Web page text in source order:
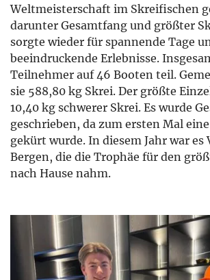
Weltmeisterschaft im Skreifischen
darunter Gesamtfang und größter
sorgte wieder für spannende Tage
beeindruckende Erlebnisse.
Teilnehmer auf 46 Booten teil.
sie 588,80 kg Skrei. Der größte
10,40 kg schwerer Skrei. Es wurde
geschrieben, da zum ersten Mal
gekürt wurde. In diesem Jahr war es
Bergen, die die Trophäe für den
nach Hause nahm.